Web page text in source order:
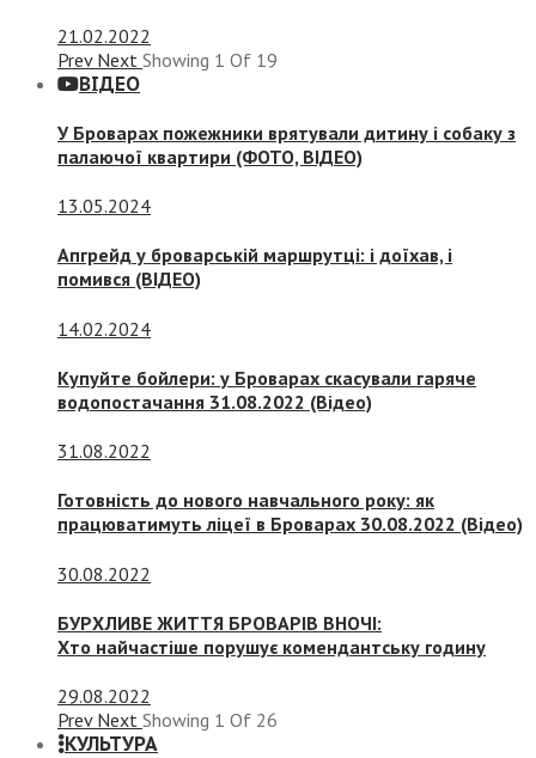
21.02.2022
Prev Next Showing 1 Of 19
ВІДЕО
У Броварах пожежники врятували дитину і собаку з
палаючої квартири (ФОТО, ВІДЕО)
13.05.2024
Апгрейд у броварській маршрутці: і доїхав, і
помився (ВІДЕО)
14.02.2024
Купуйте бойлери: у Броварах скасували гаряче
водопостачання 31.08.2022 (Відео)
31.08.2022
Готовність до нового навчального року: як
працюватимуть ліцеї в Броварах 30.08.2022 (Відео)
30.08.2022
БУРХЛИВЕ ЖИТТЯ БРОВАРІВ ВНОЧІ:
Хто найчастіше порушує комендантську годину
29.08.2022
Prev Next Showing 1 Of 26
КУЛЬТУРА